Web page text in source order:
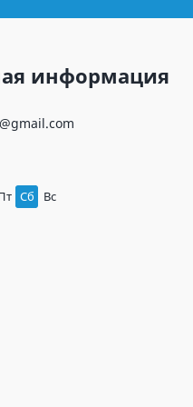
информация
Сб Вс